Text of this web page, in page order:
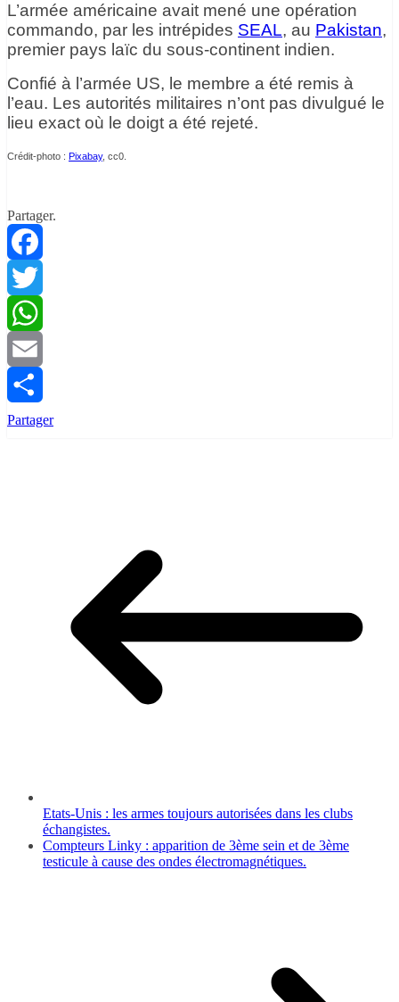
L’armée américaine avait mené une opération
commando, par les intrépides SEAL, au Pakistan,
premier pays laïc du sous-continent indien.
Confié à l’armée US, le membre a été remis à
l’eau. Les autorités militaires n’ont pas divulgué le
lieu exact où le doigt a été rejeté.
Crédit-photo : Pixabay, cc0.
Partager.
Facebook
Twitter
WhatsApp
Email
Partager
Etats-Unis : les armes toujours autorisées dans les clubs
échangistes.
Compteurs Linky : apparition de 3ème sein et de 3ème
testicule à cause des ondes électromagnétiques.